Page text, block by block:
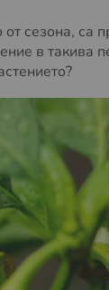
сезона, са
в такива